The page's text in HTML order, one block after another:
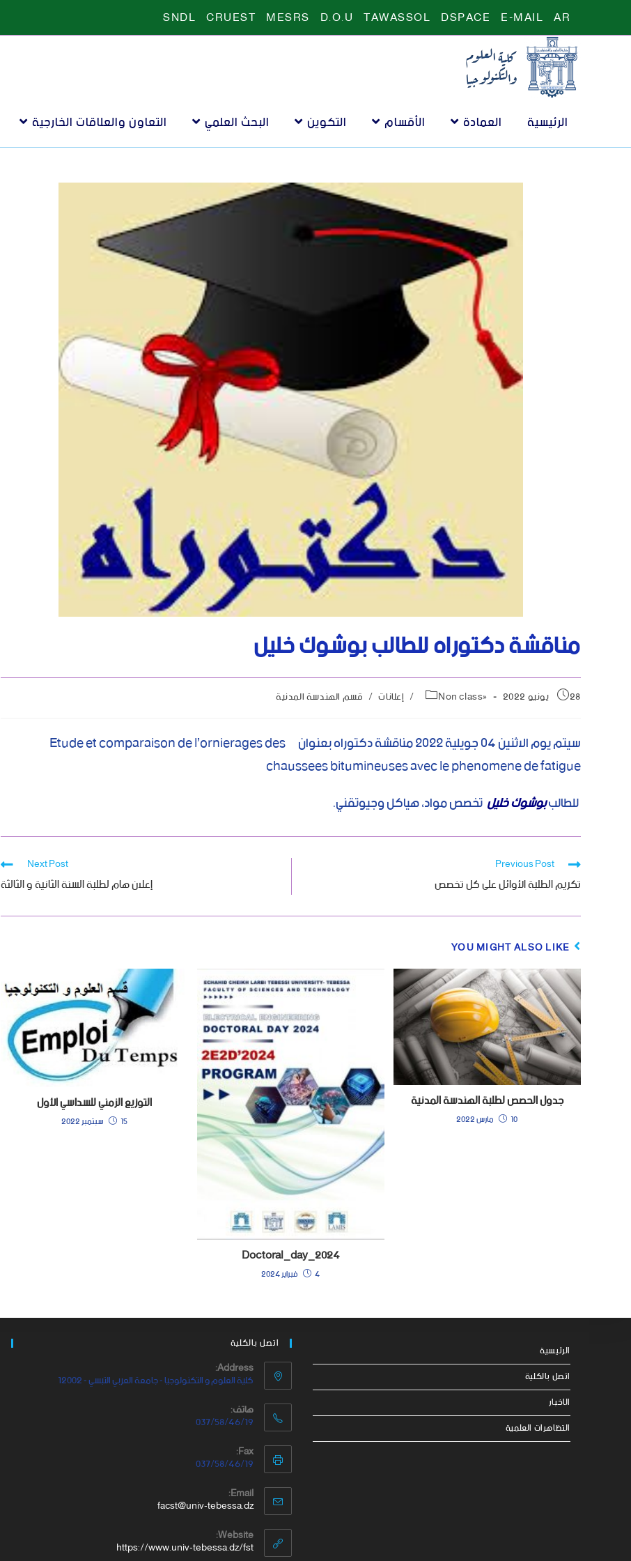
AR
E-MAIL
DSPACE
TAWASSOL
D.O.U
MESRS
CRUEST
SNDL
الرئيسية العمادة الأقسام التكوين البحث العلمي التعاون والعلاقات الخارجية
مناقشة دكتوراه للطالب بوشوك خليل
28 يونيو 2022 Non classé
/ إعلانات / قسم الهندسة المدنية
سيتم يوم الاثنين 04 جويلية 2022 مناقشة دكتوراه بعنوان Etude et comparaison de l’ornierages des
chaussees bitumineuses avec le phenomene de fatigue
للطالببوشوك خليلتخصص مواد، هياكل وجيوتقني.
Previous Post
تكريم الطلبة الأوائل على كل تخصص
Next Post
إعلان هام لطلبة السنة الثانية و الثالثة
YOU MIGHT ALSO LIKE
التوزيع الزمني للسداسي الأول
15 سبتمبر 2022
Doctoral_day_2024
4 فبراير 2024
جدول الحصص لطلبة الهندسة المدنية
10 مارس 2022
الرئيسية
اتصل بالكلية
الاخبار
التظاهرات العلمية
اتصل بالكلية
Address:
كلية العلوم و التكنولوجيا - جامعة العربي التبسي - 12002
هاتف:
037/58/46/19
Fax:
037/58/46/19
Email:
facst@univ-tebessa.dz
Website:
https://www.univ-tebessa.dz/fst